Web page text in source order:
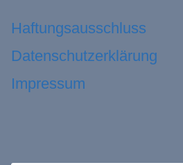
Haftungsausschluss
Datenschutzerklärung
Impressum